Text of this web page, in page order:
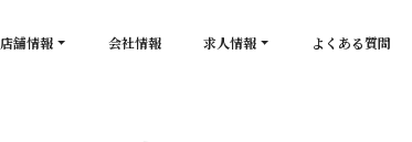
店舗情報 会社情報 求人情報 よくある質問